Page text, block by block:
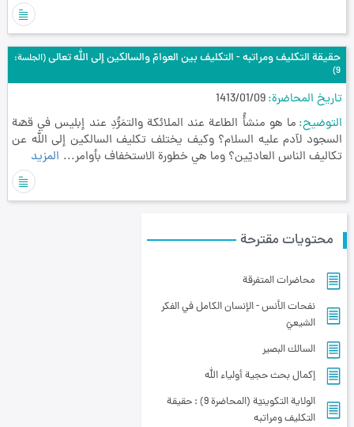
حقيقة التكليف ومراتبه - التكليف بين العوامّ والسالكين إلى الله تعالى(الجلسة:
9)
تاريخ المحاضرة 1413/01/09
التوضيح ما هو منشأُ الطاعة عند الملائكة والتمَرُّدِ عند إبليس في قصّة
السجود لآدم عليه السلام؟ وكيف يختلف تكليف السالكين إلى الله عن
تكاليف الناس العاديّين؟ وما هي خطورة الاستخفاف بأوامر... المزيد
محتويات مقترحة
محاضرات المتفرقة
نفحات الأنس - الإنسان الكامل في الفكر
الشيعيّ
السالك البصير
إكمال بحث حجية أولياء الله
الولاية التكوينيّة (المحاضرة 9) : حقيقة
التكليف ومراتبه